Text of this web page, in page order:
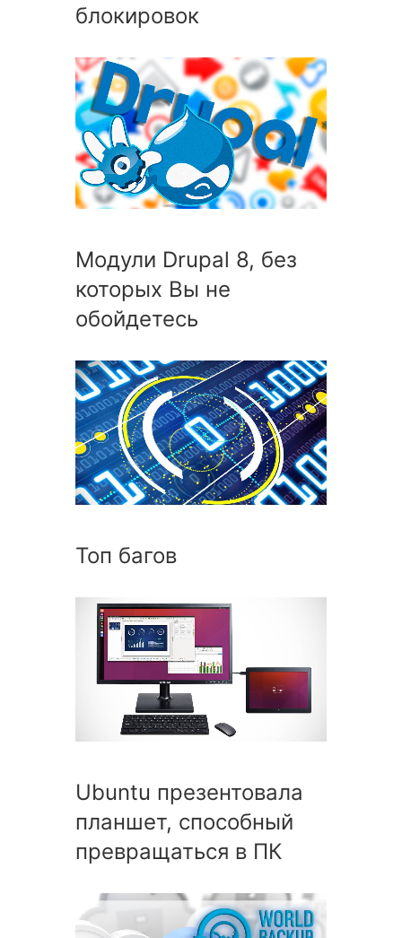
блокировок
Модули Drupal 8, без
которых Вы не
обойдетесь
Топ багов
Ubuntu презентовала
планшет, способный
превращаться в ПК